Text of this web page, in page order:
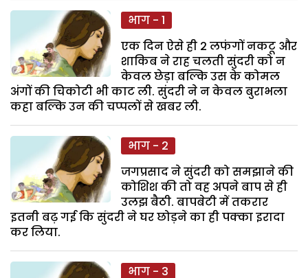
भाग - 1
एक दिन ऐसे ही 2 लफंगों नकटू और
शाकिब ने राह चलती सुंदरी को न
केवल छेड़ा बल्कि उस के कोमल
अंगों की चिकोटी भी काट ली. सुंदरी ने न केवल बुराभला
कहा बल्कि उन की चप्पलों से खबर ली.
भाग - 2
जगप्रसाद ने सुंदरी को समझाने की
कोशिश की तो वह अपने बाप से ही
उलझ बैठी. बापबेटी में तकरार
इतनी बढ़ गई कि सुंदरी ने घर छोड़ने का ही पक्का इरादा
कर लिया.
भाग - 3